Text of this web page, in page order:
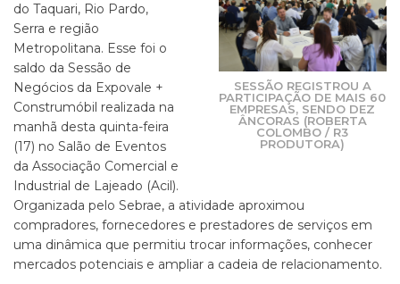
SESSÃO REGISTROU A
PARTICIPAÇÃO DE MAIS 60
EMPRESAS, SENDO DEZ
ÂNCORAS (ROBERTA
COLOMBO / R3
PRODUTORA)
do Taquari, Rio Pardo,
Serra e região
Metropolitana. Esse foi o
saldo da Sessão de
Negócios da Expovale +
Construmóbil realizada na
manhã desta quinta-feira
(17) no Salão de Eventos
da Associação Comercial e
Industrial de Lajeado (Acil).
Organizada pelo Sebrae, a atividade aproximou
compradores, fornecedores e prestadores de serviços em
uma dinâmica que permitiu trocar informações, conhecer
mercados potenciais e ampliar a cadeia de relacionamento.